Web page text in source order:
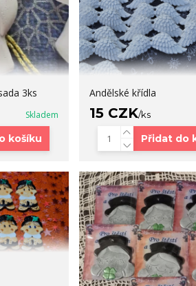
3ks
Skladem
košíku
Andělské křídla
15 CZK/ks
Přidat do